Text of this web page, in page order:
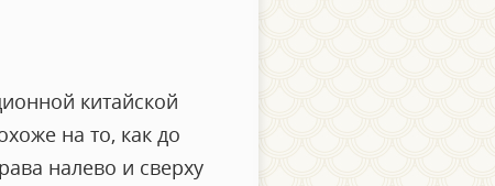
китайской
на то, как до
налево и сверху